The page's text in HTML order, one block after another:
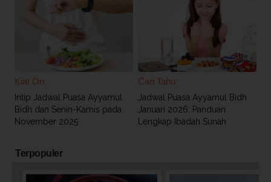
Kiat On
Intip Jadwal Puasa Ayyamul
Bidh dan Senin-Kamis pada
November 2025
Cari Tahu
Jadwal Puasa Ayyamul Bidh
Januari 2026: Panduan
Lengkap Ibadah Sunah
Terpopuler